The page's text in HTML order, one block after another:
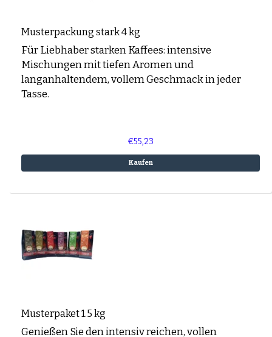
Musterpackung stark 4 kg
Für Liebhaber starken Kaffees: intensive
Mischungen mit tiefen Aromen und
langanhaltendem, vollem Geschmack in jeder
Tasse.
€55,23
Kaufen
Musterpaket 1.5 kg
Genießen Sie den intensiv reichen, vollen